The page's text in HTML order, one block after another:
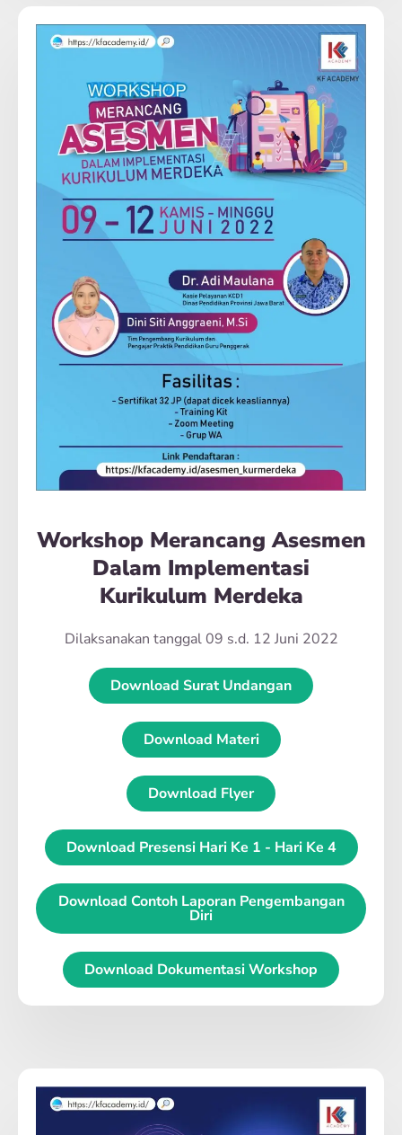
Workshop Merancang Asesmen
Dalam Implementasi
Kurikulum Merdeka
Dilaksanakan tanggal 09 s.d. 12 Juni 2022
Download Surat Undangan
Download Materi
Download Flyer
Download Presensi Hari Ke 1 - Hari Ke 4
Download Contoh Laporan Pengembangan
Diri
Download Dokumentasi Workshop